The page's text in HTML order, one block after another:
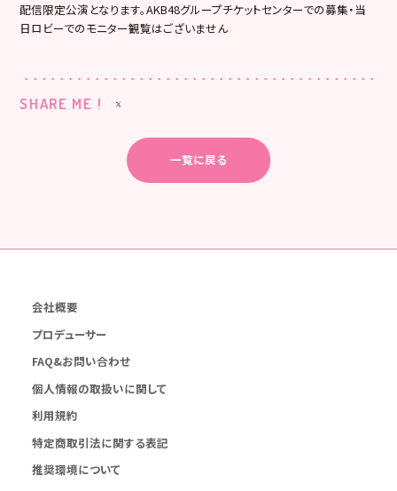
配信限定公演となります。AKB48グループチケットセンターでの募集・当
日ロビーでのモニター観覧はございません
SHARE ME !
一覧に戻る
会社概要
プロデューサー
FAQ&お問い合わせ
個人情報の取扱いに関して
利用規約
特定商取引法に関する表記
推奨環境について